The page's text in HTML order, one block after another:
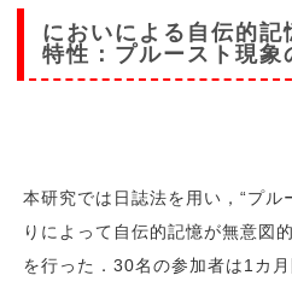
においによる自伝的記
特性：プルースト現象
本研究では日誌法を用い，“プ
りによって自伝的記憶が無意図
を行った．30名の参加者は1カ